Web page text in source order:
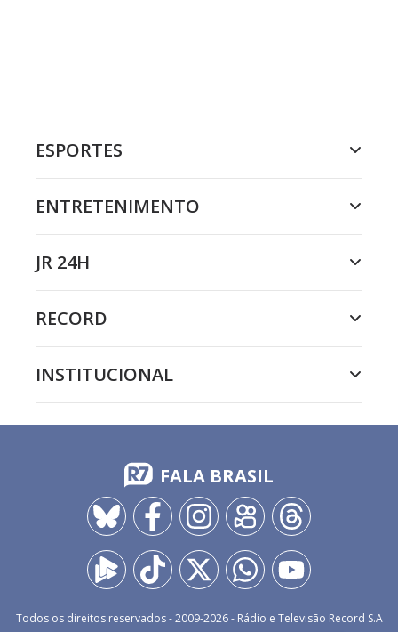
ESPORTES
ENTRETENIMENTO
JR 24H
RECORD
INSTITUCIONAL
FALA BRASIL
Todos os direitos reservados - 2009-2026- Rádio e Televisão Record S.A